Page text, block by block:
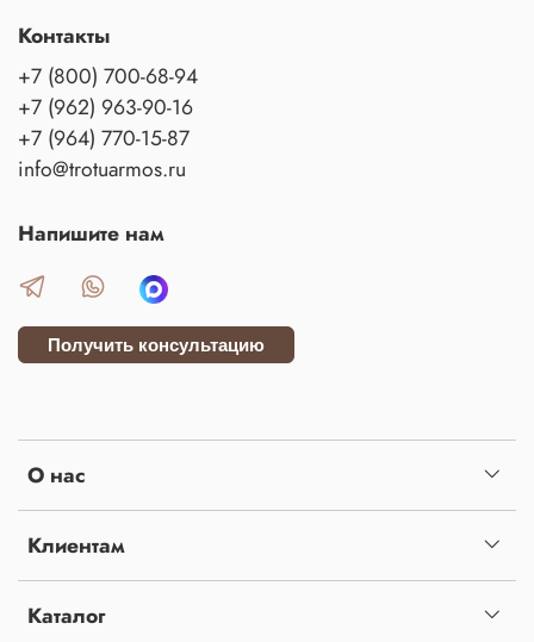
О нас
Клиентам
Каталог
Контакты
+7 (800) 700-68-94
+7 (962) 963-90-16
+7 (964) 770-15-87
info@trotuarmos.ru
Напишите нам
Получить консультацию